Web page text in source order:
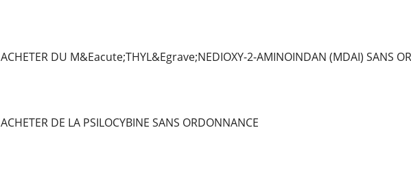
ACHETER DU M&Eacute;THYL&Egrave;NEDIOXY-2-AMINOINDAN (MDAI) SANS
ACHETER DE LA PSILOCYBINE SANS ORDONNANCE